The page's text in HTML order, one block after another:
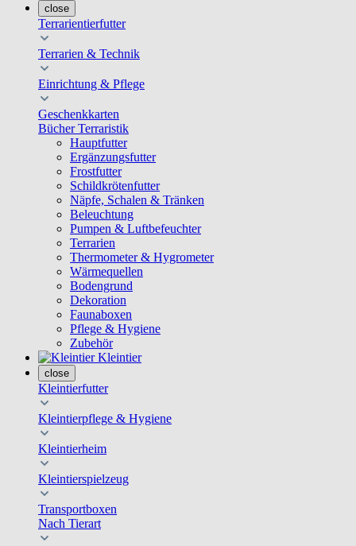
close
Terrarientierfutter
Terrarien & Technik
Einrichtung & Pflege
Geschenkkarten
Bücher Terraristik
Hauptfutter
Ergänzungsfutter
Frostfutter
Schildkrötenfutter
Näpfe, Schalen & Tränken
Beleuchtung
Pumpen & Luftbefeuchter
Terrarien
Thermometer & Hygrometer
Wärmequellen
Bodengrund
Dekoration
Faunaboxen
Pflege & Hygiene
Zubehör
Kleintier
close
Kleintierfutter
Kleintierpflege & Hygiene
Kleintierheim
Kleintierspielzeug
Transportboxen
Nach Tierart